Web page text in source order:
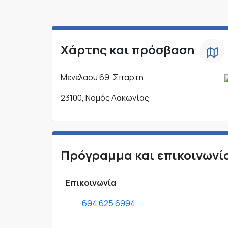
Χάρτης και πρόσβαση
Μενελαου 69, Σπαρτη
23100, Νομός Λακωνίας
Πρόγραμμα και
Επικοινωνία
694 625 6994